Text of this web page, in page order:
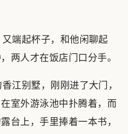
端起杯子，和他闲聊起
两人才在饭店门口分手。
江别墅，刚刚进了大门，
室外游泳池中扑腾着，而
台上，手里捧着一本书，